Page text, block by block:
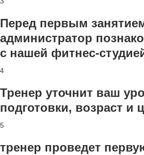
Перед первым
администратор
с нашей фитнес-
4
Тренер уточнит ваш
подготовки, возраст и
5
тренер проведет